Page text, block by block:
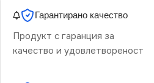
Гарантирано качество
Продукт с гаранция за
качество и удовлетвореност